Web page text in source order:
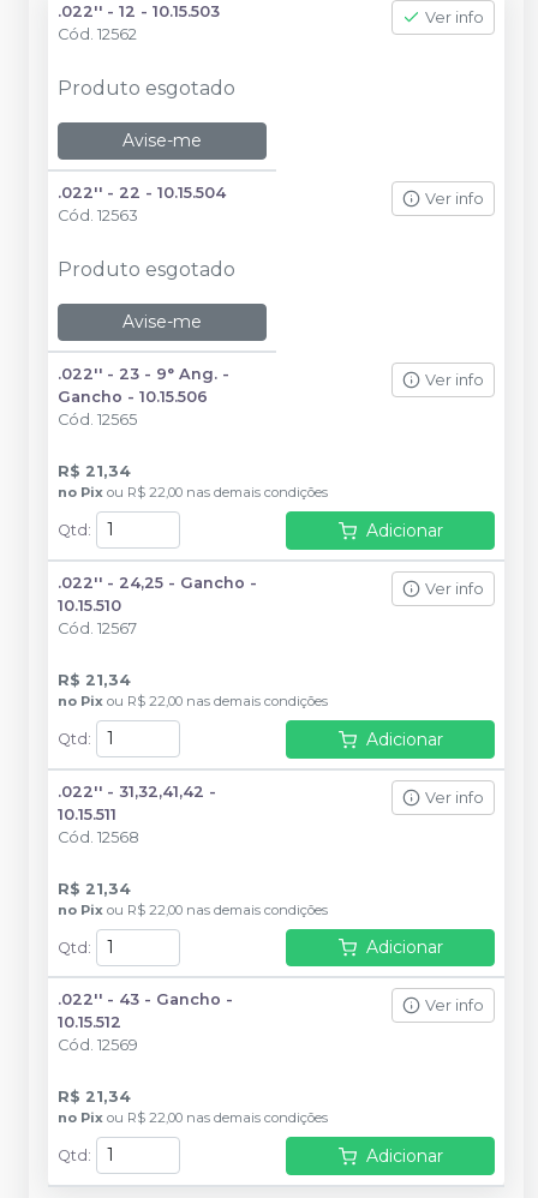
.022'' - 12 - 10.15.503
Cód. 12562
Ver info
Produto esgotado
Avise-me
.022'' - 22 - 10.15.504
Cód. 12563
Ver info
Produto esgotado
Avise-me
.022'' - 23 - 9° Ang. -
Gancho - 10.15.506
Cód. 12565
Ver info
R$ 21,34
no Pix ou R$ 22,00 nas demais condições
Qtd : Adicionar
.022'' - 24,25 - Gancho -
10.15.510
Cód. 12567
Ver info
R$ 21,34
no Pix ou R$ 22,00 nas demais condições
Qtd : Adicionar
.022'' - 31,32,41,42 -
10.15.511
Cód. 12568
Ver info
R$ 21,34
no Pix ou R$ 22,00 nas demais condições
Qtd: Adicionar
.022'' - 43 - Gancho -
10.15.512
Cód. 12569
Ver info
R$ 21,34
no Pix ou R$ 22,00 nas demais condições
Qtd : Adicionar